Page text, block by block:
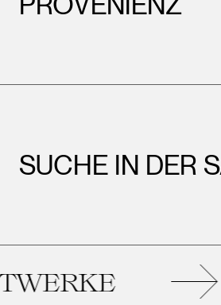
SUCHE IN DER